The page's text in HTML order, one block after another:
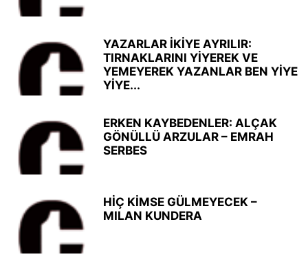
YAZARLAR İKİYE AYRILIR:
TIRNAKLARINI YİYEREK VE
YEMEYEREK YAZANLAR BEN YİYE
YİYE...
ERKEN KAYBEDENLER: ALÇAK
GÖNÜLLÜ ARZULAR – EMRAH
SERBES
HİÇ KİMSE GÜLMEYECEK –
MILAN KUNDERA